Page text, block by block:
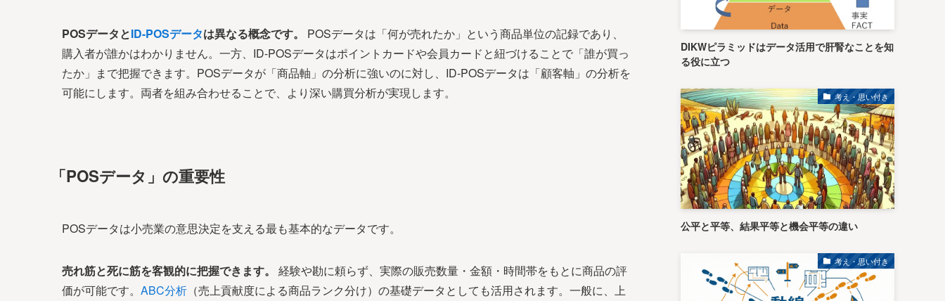
POSデータとID-POSデータは異なる概念です。
POSデータは「何が売れたか」という商品単位の記録であり、
購入者が誰かはわかりません。一方、ID-POSデータはポイントカードや会員カードと紐づけることで「誰が買っ
たか」まで把握できます。POSデータが「商品軸」の分析に強いのに対し、ID-POSデータは「顧客軸」の分析を
可能にします。両者を組み合わせることで、より深い購買分析が実現します。
「POSデータ」の重要性
POSデータは小売業の意思決定を支える最も基本的なデータです。
売れ筋と死に筋を客観的に把握できます。
経験や勘に頼らず、実際の販売数量・金額・時間帯をもとに商品の評
価が可能です。 ABC分析 （売上貢献度による商品ランク分け）の基礎データとしても活用されます。一般に、上
DIKWピラミッドはデータ活用で肝腎なことを知
る役に立つ
考え・思い付き
公平と平等、結果平等と機会平等の違い
考え・思い付き